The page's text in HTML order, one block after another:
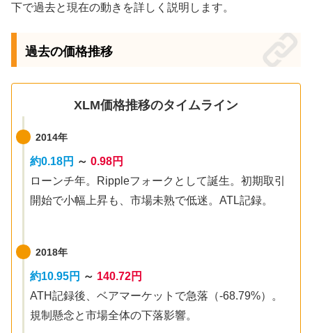
下で過去と現在の動きを詳しく説明します。
過去の価格推移
XLM価格推移のタイムライン
2014年
約0.18円 ～ 0.98円
ローンチ年。Rippleフォークとして誕生。初期取引
開始で小幅上昇も、市場未熟で低迷。ATL記録。
2018年
約10.95円 ～ 140.72円
ATH記録後、ベアマーケットで急落（-68.79%）。
規制懸念と市場全体の下落影響。